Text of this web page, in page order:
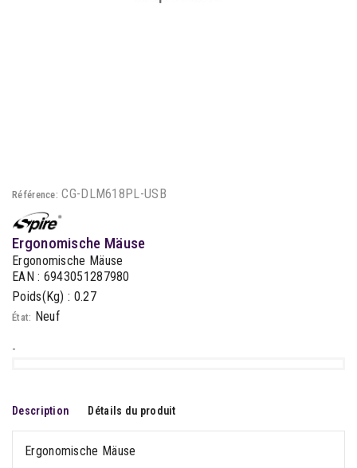
Référence: CG-DLM618PL-USB
Ergonomische Mäuse
Ergonomische Mäuse
EAN : 6943051287980
Poids(Kg) : 0.27
État: Neuf
-
Description Détails du produit
Ergonomische Mäuse